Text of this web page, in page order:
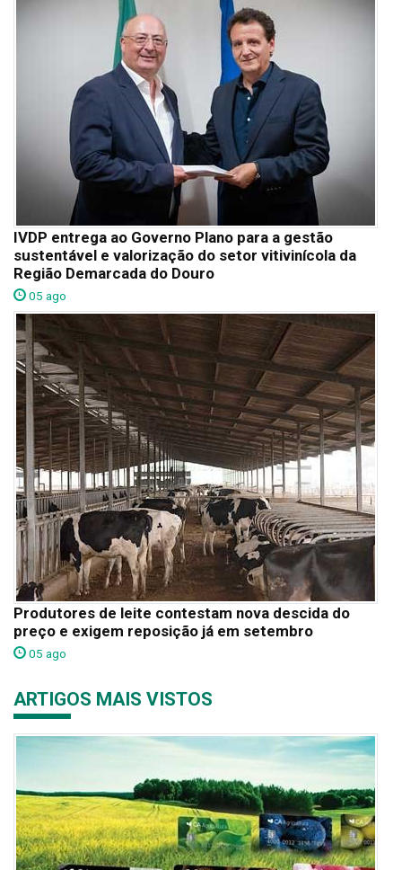
IVDP entrega ao Governo Plano para a gestão
sustentável e valorização do setor vitivinícola da
Região Demarcada do Douro
05 ago
Produtores de leite contestam nova descida do
preço e exigem reposição já em setembro
05 ago
ARTIGOS MAIS VISTOS